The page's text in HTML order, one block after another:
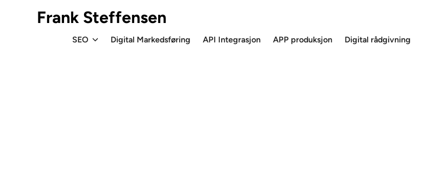
Frank Steffensen
SEO Digital Markedsføring API Integrasjon APP produksjon Digital rådgivning